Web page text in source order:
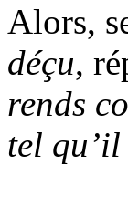
Alors,
déçu,
rends
tel qu’il